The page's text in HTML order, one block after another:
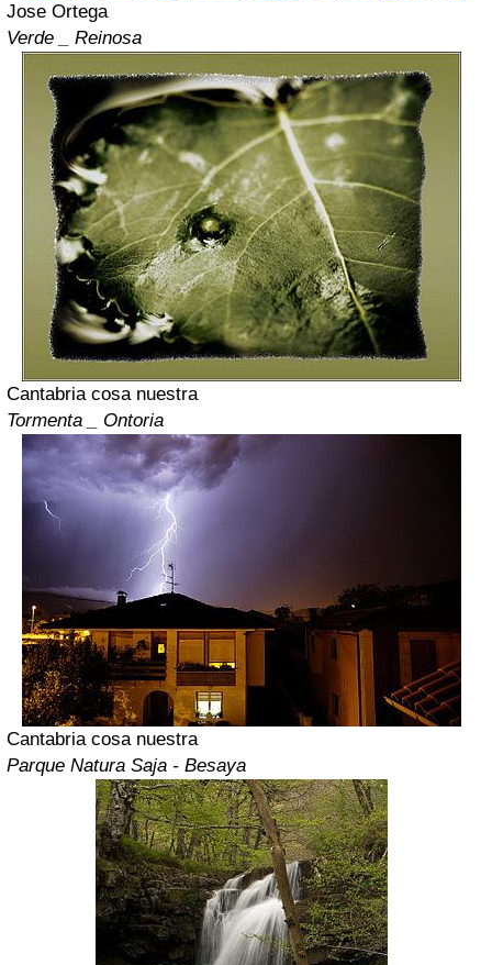
Jose Ortega
Verde _ Reinosa
Cantabria cosa nuestra
Tormenta _ Ontoria
Cantabria cosa nuestra
Parque Natura Saja - Besaya